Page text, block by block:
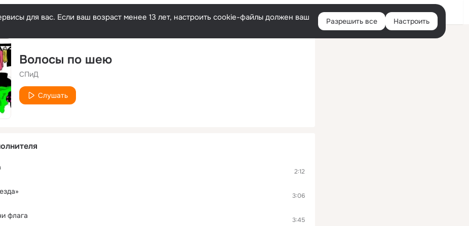
Войти
для вас. Если ваш возраст менее 13 лет, настроить cookie-файлы должен ваш
Разрешить все Настроить
Волосы по шею
СПиД
Слушать
2:12
3:06
флага 3:45